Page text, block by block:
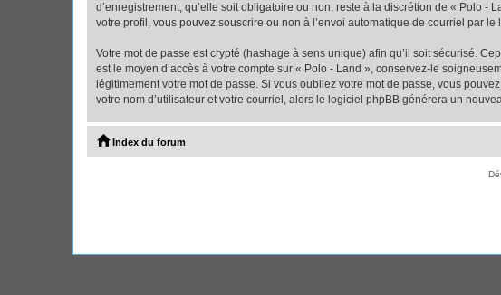
d’enregistrement, qu’elle soit obligatoire ou non, reste à la discrétion de « Polo
votre profil, vous pouvez souscrire ou non à l’envoi automatique de courriel par le
Votre mot de passe est crypté (hashage à sens unique) afin qu’il soit sécurisé.
est le moyen d’accès à votre compte sur « Polo - Land », conservez-le
légitimement votre mot de passe. Si vous oubliez votre mot de passe, vous
votre nom d’utilisateur et votre courriel, alors le logiciel phpBB générera un
Index du forum